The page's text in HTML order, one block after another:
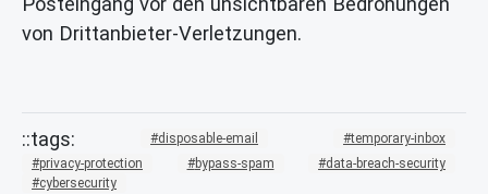
von Drittanbieter-Verletzungen.
disposable-email
temporary-inbox
privacy-protection
bypass-spam
data-breach-security
cybersecurity